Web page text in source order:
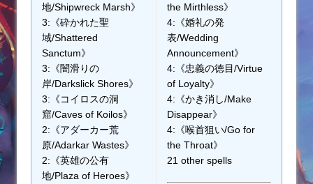
地/Shipwreck Marsh》
3:《砕かれた聖
域/Shattered
Sanctum》
3:《闇滑りの
岸/Darkslick Shores》
3:《コイロスの洞
窟/Caves of Koilos》
2:《アダーカー荒
原/Adarkar Wastes》
2:《英雄の公有
地/Plaza of Heroes》
the Mirthless》
4:《婚礼の発
表/Wedding
Announcement》
4:《忠義の徳目/Virtue
of Loyalty》
4:《かき消し/Make
Disappear》
4:《喉首狙い/Go for
the Throat》
21 other spells